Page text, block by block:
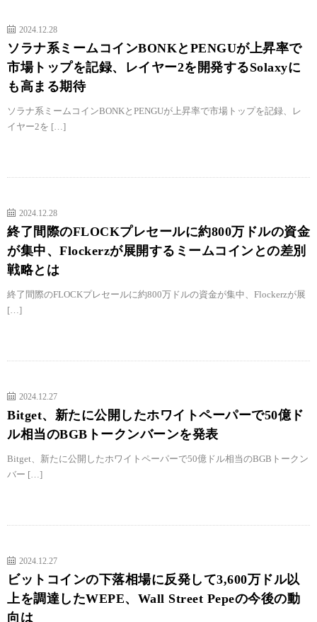
2024.12.28
ソラナ系ミームコインBONKとPENGUが上昇率で
市場トップを記録、レイヤー2を開発するSolaxyに
も高まる期待
ソラナ系ミームコインBONKとPENGUが上昇率で市場トップを記録、レ
イヤー2を […]
2024.12.28
終了間際のFLOCKプレセールに約800万ドルの資金
が集中、Flockerzが展開するミームコインとの差別
戦略とは
終了間際のFLOCKプレセールに約800万ドルの資金が集中、Flockerzが展
[…]
2024.12.27
Bitget、新たに公開したホワイトペーパーで50億ド
ル相当のBGBトークンバーンを発表
Bitget、新たに公開したホワイトペーパーで50億ドル相当のBGBトークン
バー […]
2024.12.27
ビットコインの下落相場に反発して3,600万ドル以
上を調達したWEPE、Wall Street Pepeの今後の動
向は